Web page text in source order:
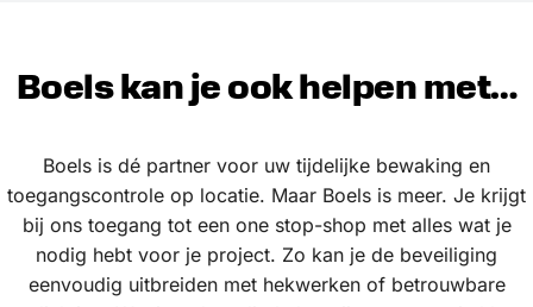
toegangscontrole..."
Lees meer